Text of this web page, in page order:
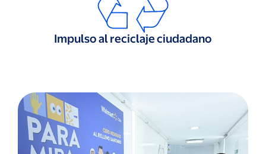
Impulso al reciclaje ciudadano